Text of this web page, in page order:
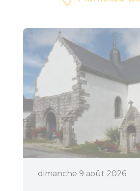
dimanche 9 août 2026